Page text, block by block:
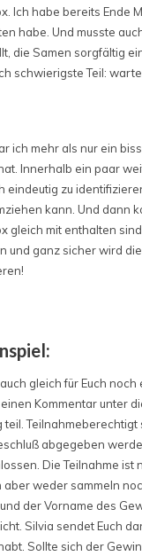
Ich habe bereits Ende
habe. Und musste
die Samen sorgfältig
schwierigste Teil:
ich mehr als nur ein
Innerhalb ein paar
eindeutig zu
kann. Und dann
gleich mit enthalten
und ganz sicher wird
gleich für Euch
Kommentar unter
teil.
abgegeben
Die Teilnahme
aber weder sammeln
der Vorname des
Silvia sendet Euch
Sollte sich der